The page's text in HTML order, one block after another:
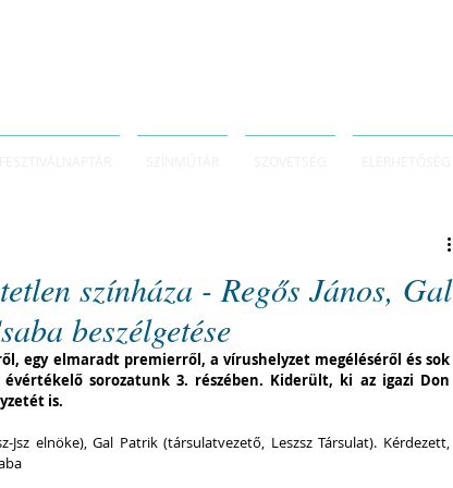
színháza - Regős János, Gal
beszélgetése
egy elmaradt premierről, a vírushelyzet megéléséről és sok
sorozatunk 3. részében. Kiderült, ki az igazi Don
is.
Jsz elnöke), Gal Patrik (társulatvezető, Leszsz Társulat). Kérdezett,